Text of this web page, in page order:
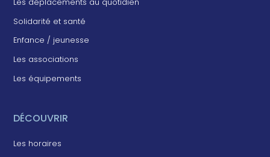
Solidarité et santé
Enfance / jeunesse
Les associations
Les équipements
DÉCOUVRIR
Les horaires